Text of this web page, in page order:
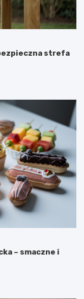
strefa
– smaczne i